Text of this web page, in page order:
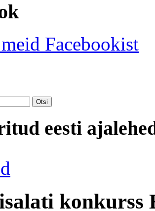
Facebookist
Otsi
eesti
konkurss